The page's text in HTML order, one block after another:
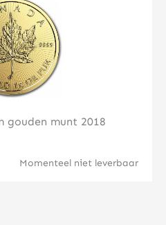
gouden munt 2018
Momenteel niet leverbaar